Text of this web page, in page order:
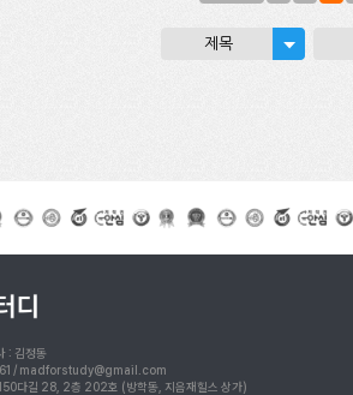
제목
: 김정동
/ madforstudy@gmail.com
다길 28, 2층 202호 (방학동, 지음재힐스 상가)